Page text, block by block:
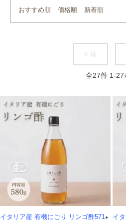
おすすめ順 価格順 新着順
< 前
全27件 1-27
イタリア産 有機にごり リンゴ酢571
イ